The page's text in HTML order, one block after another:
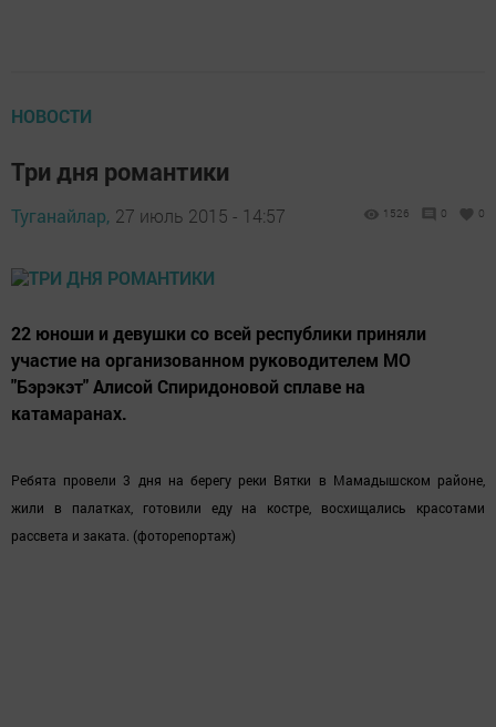
НОВОСТИ
Три дня романтики
Туганайлар, 27 июль 2015 - 14:57 1526 0 0
22 юноши и девушки со всей республики приняли
участие на организованном руководителем МО
"Бэрэкэт" Алисой Спиридоновой сплаве на
катамаранах.
Ребята провели 3 дня на берегу реки Вятки в Мамадышском районе,
жили в палатках, готовили еду на костре, восхищались красотами
рассвета и заката. (фоторепортаж)